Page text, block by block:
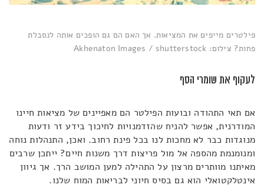
פילטרים מייפים את המציאות. אך האם הם גם הופכים אותה לנסבלת
פחות? צילום: Akhenaton Images / shutterstock
לעקוף את שומרי הסף
אם תאי התהודה ובועות הפילטר הם מאפיינים של מציאות חיינו
המודרנית, אפשר להניח שהזדמנויות לחיכוך בידע זר ודעות
מנוגדות כבר לא מחכות לנו בכל פינת רחוב. ואכן, התנהלות נוחה
ומנומנמת מהספה אל מול פריצות דרך משנות חיים? ייתכן שרבים
מאיתנו מוותרים מרצון על התהילה למען המושב הרך. אך גיוון
אינטלקטואלי הוא גם בסיס חיוני לבריאות המוח שלנו.